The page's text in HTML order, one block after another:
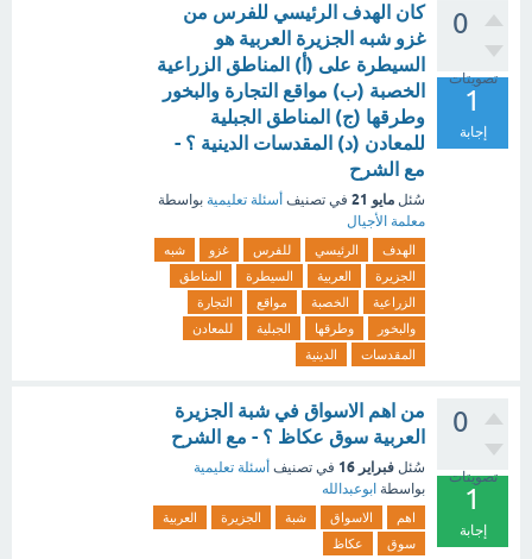
0
تصويتات
1
إجابة
كان الهدف الرئيسي للفرس من
غزو شبه الجزيرة العربية هو
السيطرة على (أ) المناطق الزراعية
الخصبة (ب) مواقع التجارة والبخور
وطرقها (ج) المناطق الجبلية
للمعادن (د) المقدسات الدينية ؟ -
مع الشرح
سُئل مايو 21 في تصنيف أسئلة تعليمية بواسطة
معلمة الأجيال
الهدف الرئيسي للفرس غزو
شبه
الجزيرة
العربية السيطرة
المناطق
الزراعية
الخصبة مواقع
التجارة
والبخور
وطرقها الجبلية
للمعادن
المقدسات
الدينية
0
تصويتات
1
إجابة
من اهم الاسواق في شبة الجزيرة
العربية سوق عكاظ ؟ - مع الشرح
سُئل فبراير 16 في تصنيف أسئلة تعليمية
بواسطة ابوعبدالله
اهم الاسواق شبة الجزيرة
العربية
سوق
عكاظ